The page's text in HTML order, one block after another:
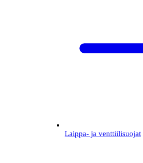
Laippa- ja venttiilisuojat